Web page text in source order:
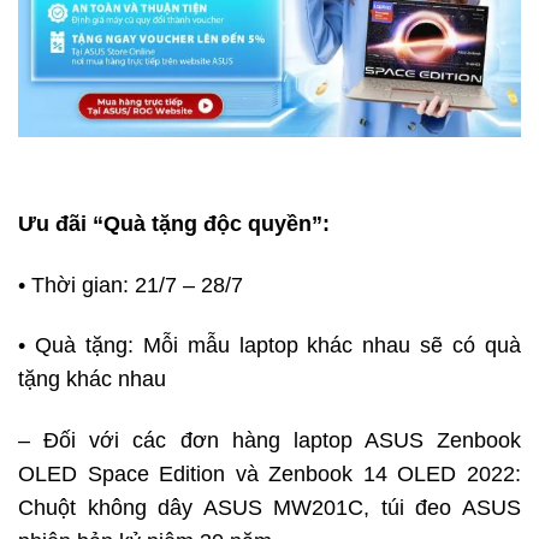
Ưu đãi “Quà tặng độc quyền”:
• Thời gian: 21/7 – 28/7
• Quà tặng: Mỗi mẫu laptop khác nhau sẽ có quà
tặng khác nhau
– Đối với các đơn hàng laptop ASUS Zenbook
OLED Space Edition và Zenbook 14 OLED 2022:
Chuột không dây ASUS MW201C, túi đeo ASUS